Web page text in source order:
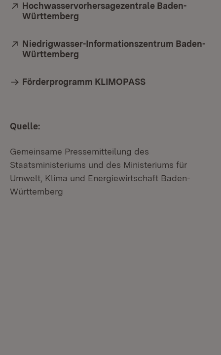
Extern:
Hochwasservorhersagezentrale Baden-
Württemberg
Extern:
Niedrigwasser-Informationszentrum Baden-
Württemberg
Förderprogramm KLIMOPASS
Quelle:
Gemeinsame Pressemitteilung des
Staatsministeriums und des Ministeriums für
Umwelt, Klima und Energiewirtschaft Baden-
Württemberg